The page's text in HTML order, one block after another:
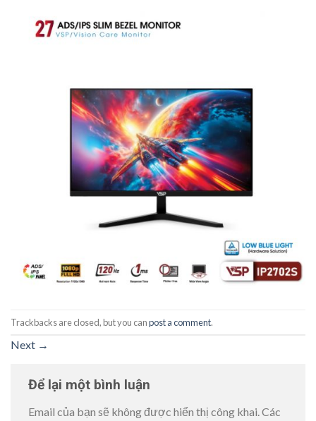
Trackbacks are closed, but you canpost a comment.
Next →
Để lại một bình luận
Email của bạn sẽ không được hiển thị công khai.Các